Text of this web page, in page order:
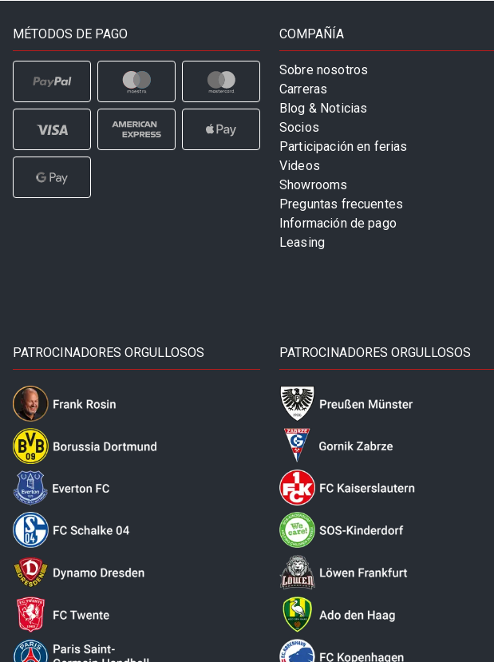
MÉTODOS DE PAGO COMPAÑÍA
Sobre nosotros
Carreras
Blog & Noticias
Socios
Participación en ferias
Videos
Showrooms
Preguntas frecuentes
Información de pago
Leasing
PATROCINADORES ORGULLOSOS PATROCINADORES ORGULLOSOS